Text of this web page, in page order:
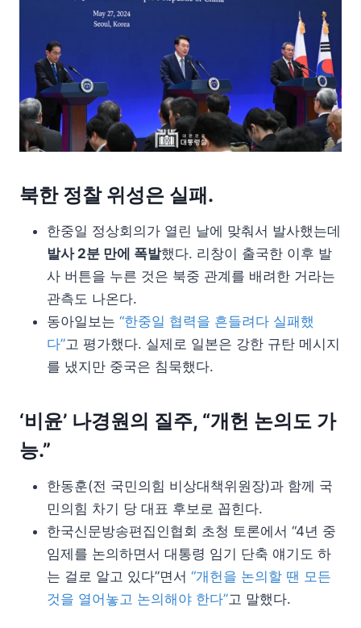
북한 정찰 위성은 실패.
한중일 정상회의가 열린 날에 맞춰서 발사했는데
발사 2분 만에 폭발했다. 리창이 출국한 이후 발
사 버튼을 누른 것은 북중 관계를 배려한 거라는
관측도 나온다.
동아일보는 “한중일 협력을 흔들려다 실패했
다”고 평가했다. 실제로 일본은 강한 규탄 메시지
를 냈지만 중국은 침묵했다.
‘비윤’ 나경원의 질주, “개헌 논의도 가
능.”
한동훈(전 국민의힘 비상대책위원장)과 함께 국
민의힘 차기 당 대표 후보로 꼽힌다.
한국신문방송편집인협회 초청 토론에서 “4년 중
임제를 논의하면서 대통령 임기 단축 얘기도 하
는 걸로 알고 있다”면서 “개헌을 논의할 땐 모든
것을 열어놓고 논의해야 한다”고 말했다.